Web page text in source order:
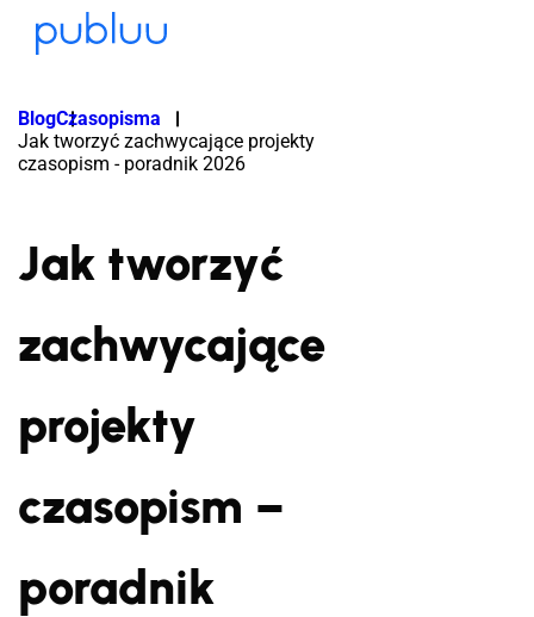
BlogCzasopisma
Jak tworzyć zachwycające projekty
czasopism - poradnik 2026
Jak tworzyć
zachwycające
projekty
czasopism –
poradnik